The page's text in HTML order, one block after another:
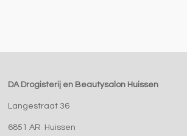
DA Drogisterij en Beautysalon Huissen
Langestraat 36
6851 AR Huissen